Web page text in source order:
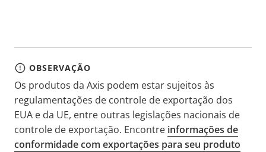
OBSERVAÇÃO
Os produtos da Axis podem estar sujeitos às
regulamentações de controle de exportação dos
EUA e da UE, entre outras legislações nacionais de
controle de exportação. Encontre informações de
conformidade com exportações para seu produto